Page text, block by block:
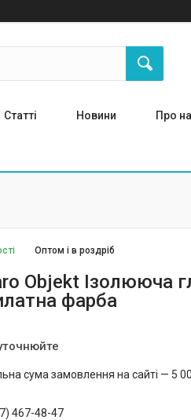
Статті Новини Про
Оптом і в роздріб
Objekt Ізолююча
фарба
сума замовлення на сайті — 5
467-48-47